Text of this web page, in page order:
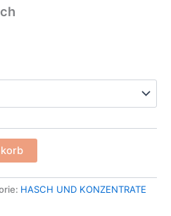
HASCH UND KONZENTRATE